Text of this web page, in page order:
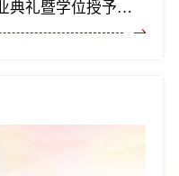
齐鲁师范学院2026届学生毕业典礼暨学位授予仪式隆重举行